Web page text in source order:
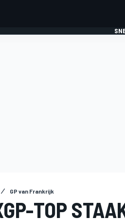
GP van Frankrijk
TOP